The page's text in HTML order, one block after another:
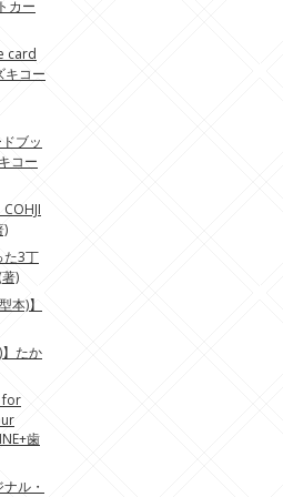
カー
card
キコー
ブッ
コー
COHJI
)
た3丁
)
本)】
】たか
for
歯
ル・